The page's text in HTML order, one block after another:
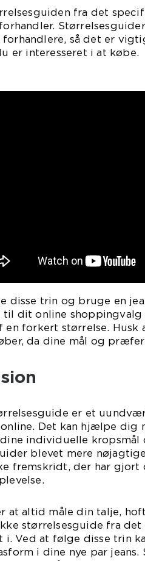
fra det
så det er
er interesseret i at købe.
disse trin og bruge en
dit online shoppingvalg
en forkert størrelse.
da dine mål og
er et
online. Det kan hjælpe
individuelle kropsmål
blevet mere
fremskridt, der har gjort
at altid måle din talje,
størrelsesguide fra
i. Ved at følge disse trin
i dine nye par jeans.